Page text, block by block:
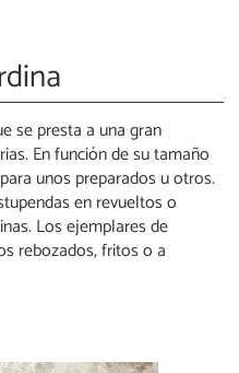
se presta a una gran
En función de su tamaño
unos preparados u otros.
en revueltos o
Los ejemplares de
rebozados, fritos o a